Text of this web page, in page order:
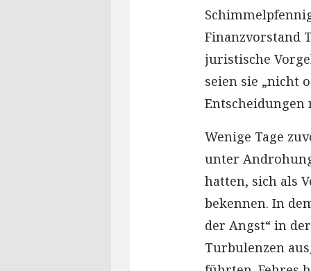
Finanzvorstand
juristische
seien sie „nicht
Entscheidungen
Wenige Tage
unter
hatten, sich als
bekennen. In
der Angst“ in
Turbulenzen